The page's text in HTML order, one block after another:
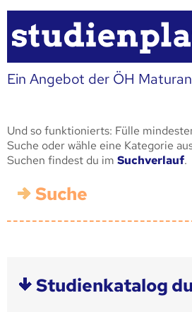
Ein Angebot der ÖH
Und so funktionierts: Fülle
Suche oder wähle eine Kategorie
Suchen findest du im Suchverlauf.
Suche
Studienkatalog